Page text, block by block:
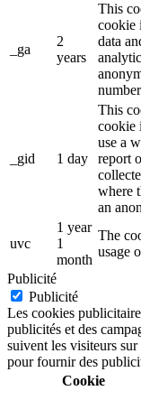
_ga
2
years
This
cookie
data
_gid 1 day
This
cookie
use a
report
where
an
uvc
1 year
1
month
The
usage
Publicité
Publicité
Les cookies
publicités et des
suivent les visiteurs
pour fournir des
Cookie